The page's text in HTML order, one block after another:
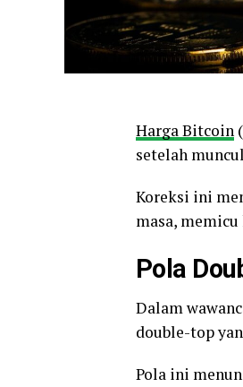
Harga Bitcoin
setelah
Koreksi ini
masa,
Pola
Dalam
double-top
Pola ini